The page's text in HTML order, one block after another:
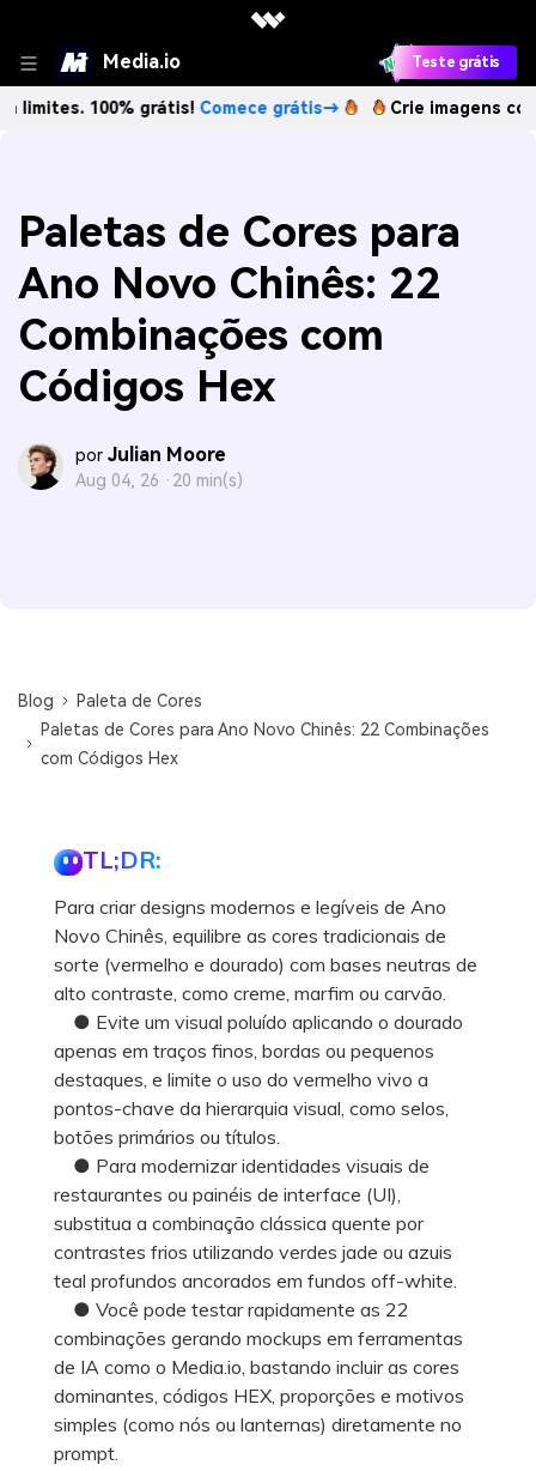
Media.io Teste grátis
100% grátis!Comece grátis→ Crie imagens com IA sem
Paletas de Cores para
Ano Novo Chinês: 22
Combinações com
Códigos Hex
por Julian Moore
Aug 04, 26 · 20 min(s)
Blog
Paleta de Cores
Paletas de Cores para Ano Novo Chinês: 22 Combinações
com Códigos Hex
TL;DR:
Para criar designs modernos e legíveis de Ano
Novo Chinês, equilibre as cores tradicionais de
sorte (vermelho e dourado) com bases neutras de
alto contraste, como creme, marfim ou carvão.
● Evite um visual poluído aplicando o dourado
apenas em traços finos, bordas ou pequenos
destaques, e limite o uso do vermelho vivo a
pontos-chave da hierarquia visual, como selos,
botões primários ou títulos.
● Para modernizar identidades visuais de
restaurantes ou painéis de interface (UI),
substitua a combinação clássica quente por
contrastes frios utilizando verdes jade ou azuis
teal profundos ancorados em fundos off-white.
● Você pode testar rapidamente as 22
combinações gerando mockups em ferramentas
de IA como o Media.io, bastando incluir as cores
dominantes, códigos HEX, proporções e motivos
simples (como nós ou lanternas) diretamente no
prompt.